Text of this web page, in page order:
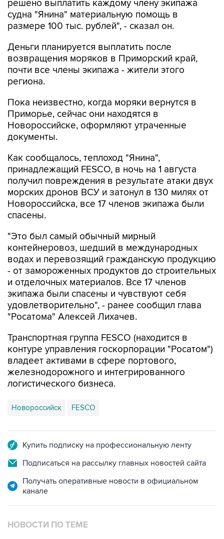
решено выплатить каждому члену экипажа
судна "Янина" материальную помощь в
размере 100 тыс. рублей", - сказал он.
Деньги планируется выплатить после
возвращения моряков в Приморский край,
почти все члены экипажа - жители этого
региона.
Пока неизвестно, когда моряки вернутся в
Приморье, сейчас они находятся в
Новороссийске, оформляют утраченные
документы.
Как сообщалось, теплоход "Янина",
принадлежащий FESCO, в ночь на 1 августа
получил повреждения в результате атаки двух
морских дронов ВСУ и затонул в 130 милях от
Новороссийска, все 17 членов экипажа были
спасены.
"Это был самый обычный мирный
контейнеровоз, шедший в международных
водах и перевозящий гражданскую продукцию
- от замороженных продуктов до строительных
и отделочных материалов. Все 17 членов
экипажа были спасены и чувствуют себя
удовлетворительно", - ранее сообщил глава
"Росатома" Алексей Лихачев.
Транспортная группа FESCO (находится в
контуре управления госкорпорации "Росатом")
владеет активами в сфере портового,
железнодорожного и интегрированного
логистического бизнеса.
Новороссийск FESCO
Купить подписку на профессиональную ленту
Подписаться на рассылку главных новостей сайта
Получать оперативные новости в официальном
канале
НОВОСТИ ПО ТЕМЕ